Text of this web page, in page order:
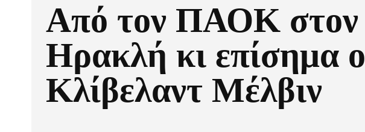
Από τον ΠΑΟΚ στον
Ηρακλή κι επίσημα ο
Κλίβελαντ Μέλβιν